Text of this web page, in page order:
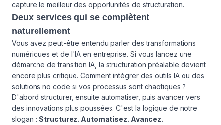
capture le meilleur des opportunités de structuration.
Deux services qui se complètent
naturellement
Vous avez peut-être entendu parler des transformations
numériques et de l'IA en entreprise. Si vous lancez une
démarche de transition IA , la structuration préalable devient
encore plus critique. Comment intégrer des outils IA ou des
solutions no code si vos processus sont chaotiques ?
D'abord structurer, ensuite automatiser, puis avancer vers
des innovations plus poussées. C'est la logique de notre
slogan : Structurez. Automatisez. Avancez.